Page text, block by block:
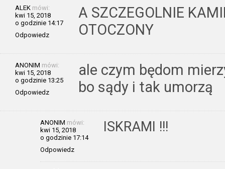
ALEK mówi:
kwi 15, 2018
o godzinie 14:17
Odpowiedz
A SZCZEGOLNIE
OTOCZONY
ANONIM mówi:
kwi 15, 2018
o godzinie 13:25
Odpowiedz
ale czym będom
bo sądy i tak umorzą
ANONIM mówi:
kwi 15, 2018
o godzinie 17:14
Odpowiedz
ISKRAMI !!!